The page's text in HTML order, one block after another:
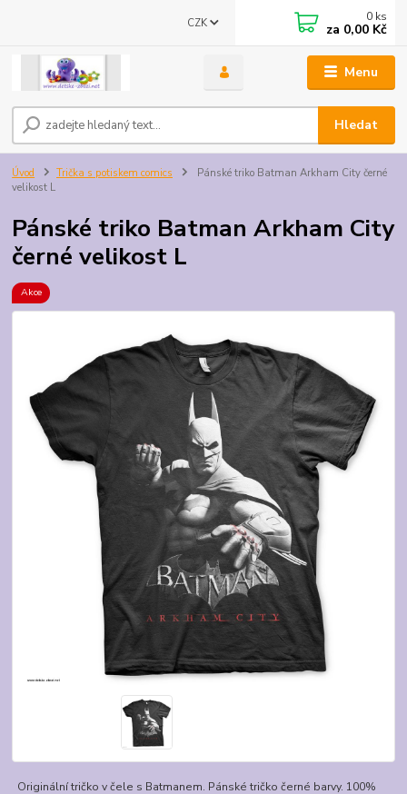
Menu
CZK
Hledat
0 ks
za 0,00 Kč
Úvod Trička s potiskem comics
Pánské triko Batman Arkham City černé
velikost L
Pánské triko Batman Arkham City
černé velikost L
Akce
Originální tričko v čele s Batmanem. Pánské tričko černé barvy. 100%